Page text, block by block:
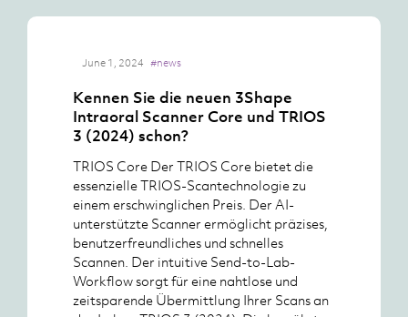
June 1, 2024 #news
Kennen Sie die neuen 3Shape
Intraoral Scanner Core und TRIOS
3 (2024) schon?
TRIOS Core Der TRIOS Core bietet die
essenzielle TRIOS-Scantechnologie zu
einem erschwinglichen Preis. Der AI-
unterstützte Scanner ermöglicht präzises,
benutzerfreundliches und schnelles
Scannen. Der intuitive Send-to-Lab-
Workflow sorgt für eine nahtlose und
zeitsparende Übermittlung Ihrer Scans an